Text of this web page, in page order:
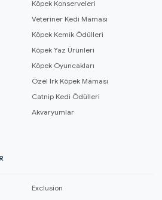
Köpek Konserveleri
Veteriner Kedi Maması
Köpek Kemik Ödülleri
Köpek Yaz Ürünleri
Köpek Oyuncakları
Özel Irk Köpek Maması
Catnip Kedi Ödülleri
Akvaryumlar
Exclusion